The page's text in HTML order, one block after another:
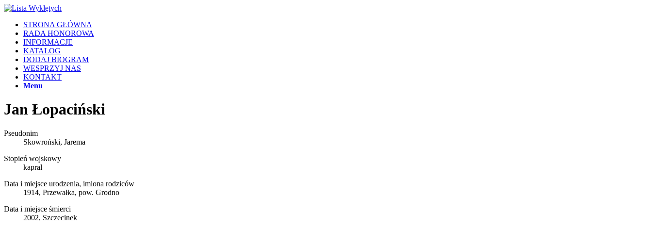
STRONA GŁÓWNA
RADA HONOROWA
INFORMACJE
KATALOG
DODAJ BIOGRAM
WESPRZYJ NAS
KONTAKT
Menu
Jan Łopaciński
Pseudonim
Skowroński, Jarema
Stopień wojskowy
kapral
Data i miejsce urodzenia, imiona rodziców
1914, Przewałka, pow. Grodno
Data i miejsce śmierci
2002, Szczecinek